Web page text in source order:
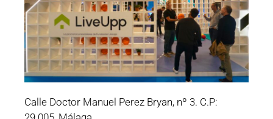
Calle Doctor Manuel Perez Bryan, nº 3. C.P: